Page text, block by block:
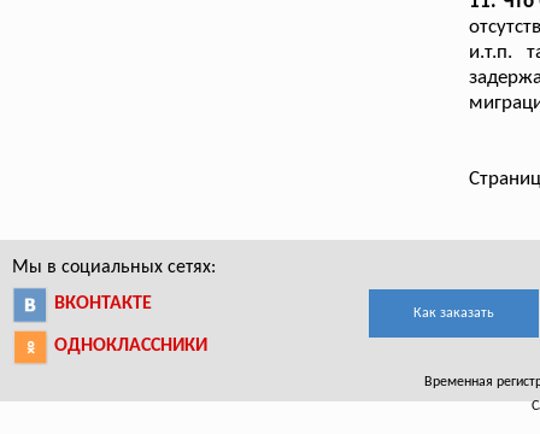
и.т.п.
Мы в социальных сетях:
ВКОНТАКТЕ
ОДНОКЛАССНИКИ
Как заказать
Временная